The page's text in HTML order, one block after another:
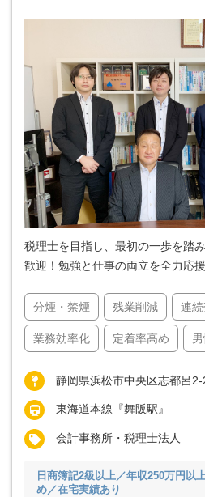
税理士を目指し、最初の一歩を踏
歓迎！勉強と仕事の両立を全力応援
分煙・禁煙 残業削減 連
業務効率化 定着率高め
静岡県浜松市中央区志都呂2-
東海道本線『舞阪駅』
会計事務所・税理士法人
日商簿記2級以上／年収250万円以
め／在宅実績あり